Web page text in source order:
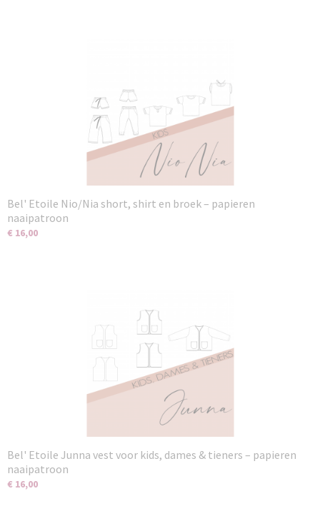
Bel' Etoile Nio/Nia short, shirt en broek – papieren
naaipatroon
€ 16,00
Bel' Etoile Junna vest voor kids, dames & tieners – papieren
naaipatroon
€ 16,00